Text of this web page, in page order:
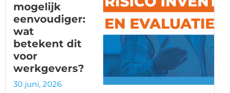
mogelijk
eenvoudiger:
wat
betekent dit
voor
werkgevers?
30 juni, 2026